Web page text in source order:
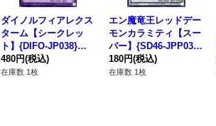
ダイノルフィアレクス
ターム【シークレッ
ト】{DIFO-JP038}
《融合》
480円(税込)
在庫数 1枚
エン魔竜王レッドデー
モンカラミティ【スー
パー】{SD46-JPP03}
《シンクロ》
180円(税込)
在庫数 1枚